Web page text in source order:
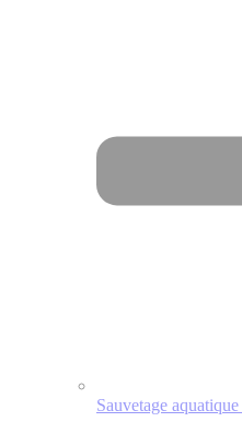
Sauvetage